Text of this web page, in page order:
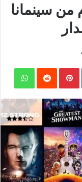
من سينمانا
Pinterest